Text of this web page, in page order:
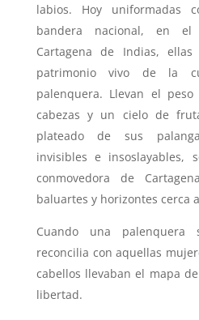
labios. Hoy uniformadas
bandera nacional, en
Cartagena de Indias,
patrimonio vivo de la
palenquera. Llevan el
cabezas y un cielo de
plateado de sus
invisibles e insoslayables,
conmovedora de
baluartes y horizontes cerca
Cuando una
reconcilia con aquellas
cabellos llevaban el mapa
libertad.